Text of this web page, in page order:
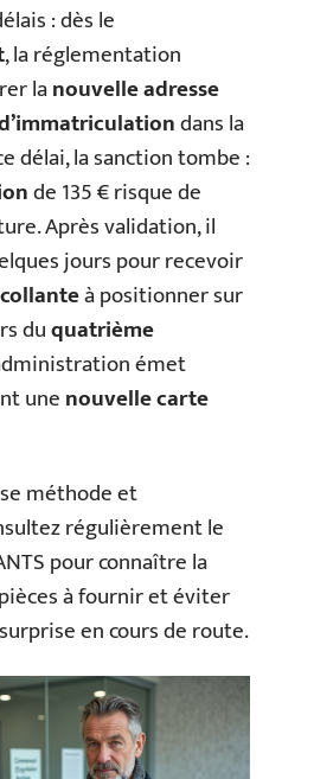
: dès le
, la réglementation
lanouvelle adresse
dans la
délai, la sanction tombe :
de 135 € risque de
Après validation, il
jours pour recevoir
à positionner sur
duquatrième
émet
unenouvelle carte
méthode et
régulièrement le
pour connaître la
à fournir et éviter
en cours de route.